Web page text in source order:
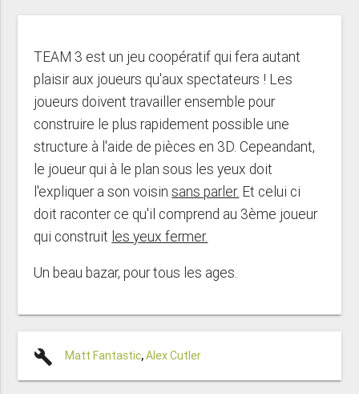
TEAM 3 est un jeu coopératif qui fera autant
plaisir aux joueurs qu'aux spectateurs ! Les
joueurs doivent travailler ensemble pour
construire le plus rapidement possible une
structure à l'aide de pièces en 3D. Cepeandant,
le joueur qui à le plan sous les yeux doit
l'expliquer a son voisinsans parler. Et celui ci
doit raconter ce qu'il comprend au 3ème joueur
qui construit les yeux fermer.
Un beau bazar, pour tous les ages.
build Matt Fantastic,Alex Cutler